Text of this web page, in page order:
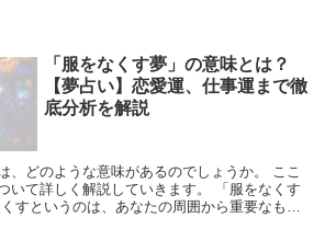
「服をなくす夢」の意味とは？
【夢占い】恋愛運、仕事運まで徹
底分析を解説
、どのような意味があるのでしょうか。 ここ
いて詳しく解説していきます。 「服をなくす
すというのは、あなたの周囲から重要なもの